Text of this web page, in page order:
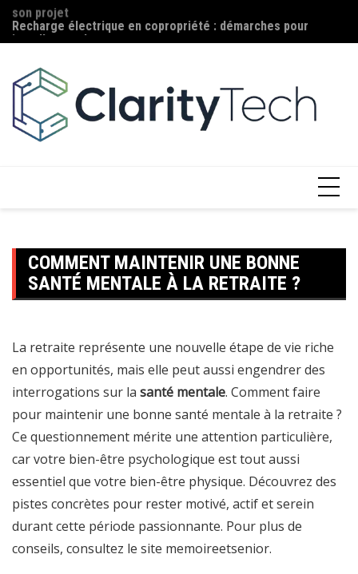
Aller
au
contenu
Recharge électrique en copropriété : démarches pour
installer une borne
COMMENT MAINTENIR UNE BONNE
SANTÉ MENTALE À LA RETRAITE ?
La retraite représente une nouvelle étape de vie riche
en opportunités, mais elle peut aussi engendrer des
interrogations sur la santé mentale. Comment faire
pour maintenir une bonne santé mentale à la retraite ?
Ce questionnement mérite une attention particulière,
car votre bien-être psychologique est tout aussi
essentiel que votre bien-être physique. Découvrez des
pistes concrètes pour rester motivé, actif et serein
durant cette période passionnante. Pour plus de
conseils, consultez le site memoireetsenior.